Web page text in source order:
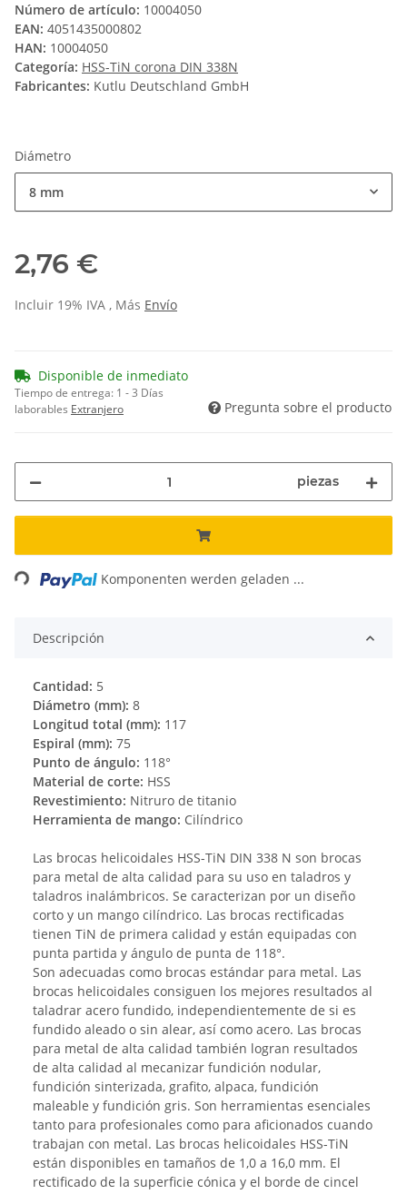
Número de artículo: 10004050
EAN: 4051435000802
HAN: 10004050
Categoría: HSS-TiN corona DIN 338N
Fabricantes: Kutlu Deutschland GmbH
Diámetro
8 mm
2,76 €
Incluir 19% IVA , Más Envío
Disponible de inmediato
Tiempo de entrega: 1 - 3 Días
laborables Extranjero Pregunta sobre el producto
piezas
Komponenten werden geladen ...
Descripción
Cantidad: 5
Diámetro (mm): 8
Longitud total (mm): 117
Espiral (mm): 75
Punto de ángulo: 118°
Material de corte: HSS
Revestimiento: Nitruro de titanio
Herramienta de mango: Cilíndrico
Las brocas helicoidales HSS-TiN DIN 338 N son brocas
para metal de alta calidad para su uso en taladros y
taladros inalámbricos. Se caracterizan por un diseño
corto y un mango cilíndrico. Las brocas rectificadas
tienen TiN de primera calidad y están equipadas con
punta partida y ángulo de punta de 118°.
Son adecuadas como brocas estándar para metal. Las
brocas helicoidales consiguen los mejores resultados al
taladrar acero fundido, independientemente de si es
fundido aleado o sin alear, así como acero. Las brocas
para metal de alta calidad también logran resultados
de alta calidad al mecanizar fundición nodular,
fundición sinterizada, grafito, alpaca, fundición
maleable y fundición gris. Son herramientas esenciales
tanto para profesionales como para aficionados cuando
trabajan con metal. Las brocas helicoidales HSS-TiN
están disponibles en tamaños de 1,0 a 16,0 mm. El
rectificado de la superficie cónica y el borde de cincel